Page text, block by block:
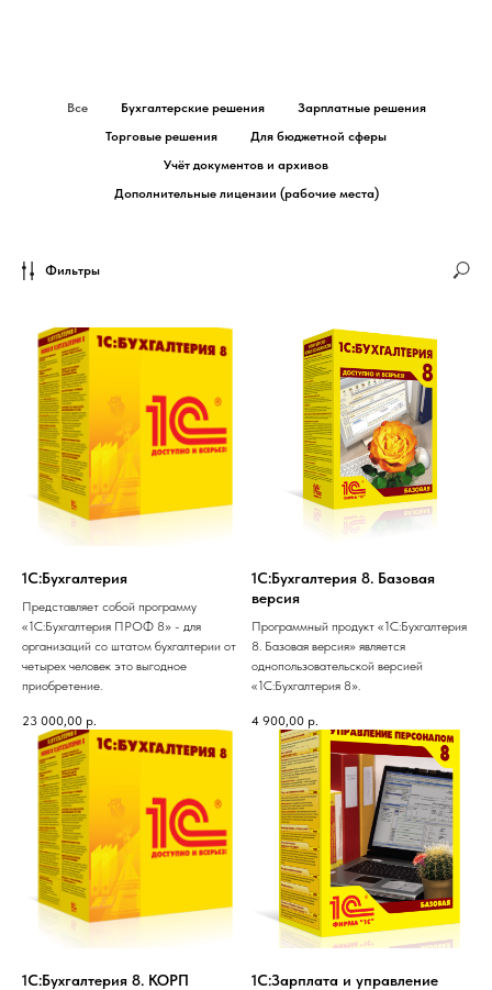
Все Бухгалтерские решения
Зарплатные решения
Торговые решения
Для бюджетной сферы
Учёт документов и архивов
Дополнительные лицензии (рабочие места)
Фильтры
1С:Бухгалтерия
Представляет собой программу
«1С:Бухгалтерия ПРОФ 8» - для
организаций со штатом бухгалтерии от
четырех человек это выгодное
приобретение.
23 000,00 р.
1С:Бухгалтерия 8. Базовая
версия
Программный продукт «1С:Бухгалтерия
8. Базовая версия» является
однопользовательской версией
«1С:Бухгалтерия 8».
4 900,00 р.
1С:Бухгалтерия 8. КОРП
1С:Зарплата и управление